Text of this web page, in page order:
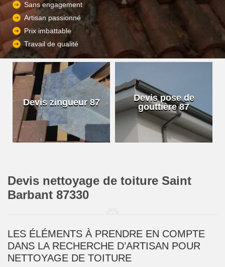
Sans engagement
Artisan passionné
Prix imbattable
Travail de qualité
Devis zingueur 87
Devis pose de
gouttière 87
Devis nettoyage de toiture Saint
Barbant 87330
LES ÉLÉMENTS À PRENDRE EN COMPTE
DANS LA RECHERCHE D’ARTISAN POUR
NETTOYAGE DE TOITURE